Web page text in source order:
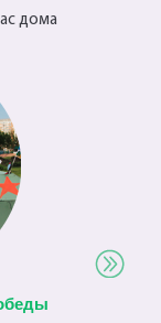
дома